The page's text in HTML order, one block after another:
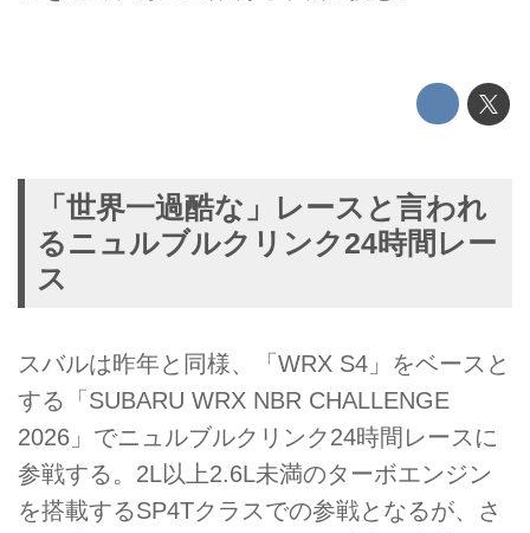
「世界一過酷な」レースと言われ
るニュルブルクリンク24時間レー
ス
スバルは昨年と同様、「WRX S4」をベースと
する「SUBARU WRX NBR CHALLENGE
2026」でニュルブルクリンク24時間レースに
参戦する。2L以上2.6L未満のターボエンジン
を搭載するSP4Tクラスでの参戦となるが、さ